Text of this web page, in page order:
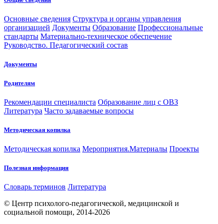
Основные сведения Структура и органы управления
организацией Документы Образование Профессиональные
стандарты Материально-техническое обеспечение
Руководство. Педагогический состав
Документы
Родителям
Рекомендации специалиста Образование лиц с ОВЗ
Литература Часто задаваемые вопросы
Методическая копилка
Методическая копилка Мероприятия.Материалы Проекты
Полезная информация
Словарь терминов Литература
© Центр психолого-педагогической, медицинской и
социальной помощи, 2014-2026